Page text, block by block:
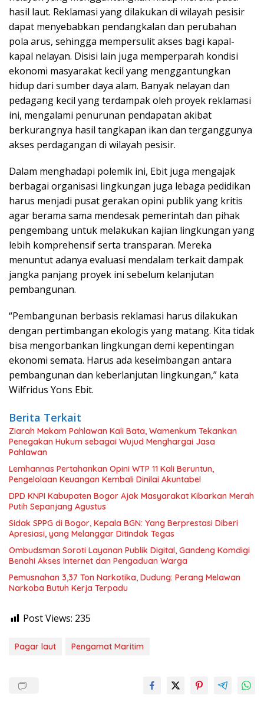
hasil laut. Reklamasi yang dilakukan di wilayah pesisir
dapat menyebabkan pendangkalan dan perubahan
pola arus, sehingga mempersulit akses bagi kapal-
kapal nelayan. Disisi lain juga memperparah kondisi
ekonomi masyarakat kecil yang menggantungkan
hidup dari sumber daya alam. Banyak nelayan dan
pedagang kecil yang terdampak oleh proyek reklamasi
ini, mengalami penurunan pendapatan akibat
berkurangnya hasil tangkapan ikan dan terganggunya
akses perdagangan di wilayah pesisir.
Dalam menghadapi polemik ini, Ebit juga mengajak
berbagai organisasi lingkungan juga lebaga pedidikan
harus menjadi pusat gerakan opini publik yang kritis
agar berama sama mendesak pemerintah dan pihak
pengembang untuk melakukan kajian lingkungan yang
lebih komprehensif serta transparan. Mereka
menuntut adanya evaluasi mendalam terkait dampak
jangka panjang proyek ini sebelum kelanjutan
pembangunan.
“Pembangunan berbasis reklamasi harus dilakukan
dengan pertimbangan ekologis yang matang. Kita tidak
bisa mengorbankan lingkungan demi kepentingan
ekonomi semata. Harus ada keseimbangan antara
pembangunan dan keberlanjutan lingkungan,” kata
Wilfridus Yons Ebit.
Berita Terkait
Ziarah Makam Pahlawan Kali Bata, Wamenkum Tekankan
Penegakan Hukum sebagai Wujud Menghargai Jasa
Pahlawan
Lemhannas Pertahankan Opini WTP 11 Kali Beruntun,
Pengelolaan Keuangan Kembali Dinilai Akuntabel
DPD KNPI Kabupaten Bogor Ajak Masyarakat Kibarkan Merah
Putih Sepanjang Agustus
Sidak SPPG di Bogor, Kepala BGN: Yang Berprestasi Diberi
Apresiasi, yang Melanggar Ditindak Tegas
Ombudsman Soroti Layanan Publik Digital, Gandeng Komdigi
Benahi Akses Internet dan Pengaduan Warga
Pemusnahan 3,37 Ton Narkotika, Dudung: Perang Melawan
Narkoba Butuh Kerja Terpadu
Post Views: 235
Pagar laut Pengamat Maritim